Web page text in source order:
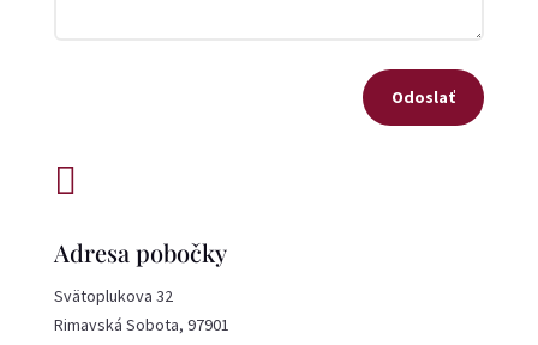
Odoslať

Adresa pobočky
Svätoplukova 32
Rimavská Sobota, 97901